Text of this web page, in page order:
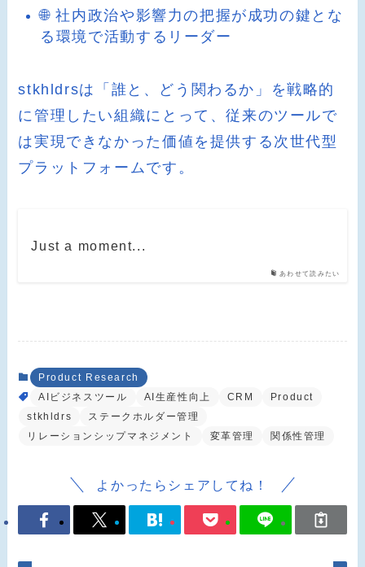
🌐 社内政治や影響力の把握が成功の鍵とな
る環境で活動するリーダー
stkhldrsは「誰と、どう関わるか」を戦略的
に管理したい組織にとって、従来のツールで
は実現できなかった価値を提供する次世代型
プラットフォームです。
あわせて読みたい
Just a moment...
Product Research
AIビジネスツール
AI生産性向上 CRM
Product
stkhldrs
ステークホルダー管理
リレーションシップマネジメント
変革管理 関係性管理
よかったらシェアしてね！